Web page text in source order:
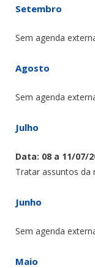
Setembro
Sem agenda
Agosto
Sem agenda
Julho
Data: 08 a 11/07/
Tratar assuntos da
Junho
Sem agenda
Maio